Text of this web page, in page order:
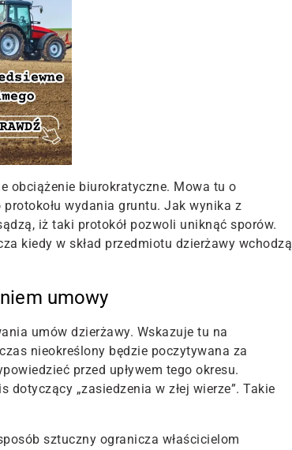
obciążenie biurokratyczne. Mowa tu o
wydania gruntu. Jak wynika z
iż taki protokół pozwoli uniknąć sporów.
kiedy w skład przedmiotu dzierżawy wchodzą
umowy
umów dzierżawy. Wskazuje tu na
nieokreślony będzie poczytywana za
przed upływem tego okresu.
„zasiedzenia w złej wierze”. Takie
sztuczny ogranicza właścicielom